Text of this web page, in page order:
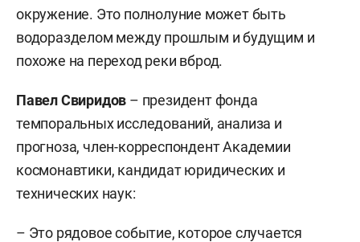
окружение. Это полнолуние может быть
водоразделом между прошлым и будущим и
похоже на переход реки вброд.
Павел Свиридов – президент фонда
темпоральных исследований, анализа и
прогноза, член-корреспондент Академии
космонавтики, кандидат юридических и
технических наук:
– Это рядовое событие, которое случается